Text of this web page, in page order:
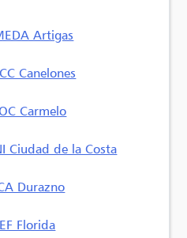
Artigas
Canelones
Carmelo
Ciudad de la Costa
Durazno
Florida